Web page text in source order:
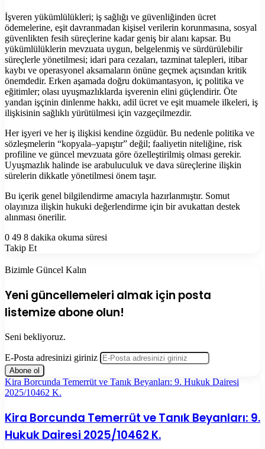
İşveren yükümlülükleri; iş sağlığı ve güvenliğinden ücret
ödemelerine, eşit davranmadan kişisel verilerin korunmasına, sosyal
güvenlikten fesih süreçlerine kadar geniş bir alanı kapsar. Bu
yükümlülüklerin mevzuata uygun, belgelenmiş ve sürdürülebilir
süreçlerle yönetilmesi; idari para cezaları, tazminat talepleri, itibar
kaybı ve operasyonel aksamaların önüne geçmek açısından kritik
önemdedir. Erken aşamada doğru dokümantasyon, iç politika ve
eğitimler; olası uyuşmazlıklarda işverenin elini güçlendirir. Öte
yandan işçinin dinlenme hakkı, adil ücret ve eşit muamele ilkeleri, iş
ilişkisinin sağlıklı yürütülmesi için vazgeçilmezdir.
Her işyeri ve her iş ilişkisi kendine özgüdür. Bu nedenle politika ve
sözleşmelerin “kopyala–yapıştır” değil; faaliyetin niteliğine, risk
profiline ve güncel mevzuata göre özelleştirilmiş olması gerekir.
Uyuşmazlık halinde ise arabuluculuk ve dava süreçlerine ilişkin
sürelerin dikkatle yönetilmesi önem taşır.
Bu içerik genel bilgilendirme amacıyla hazırlanmıştır. Somut
olayınıza ilişkin hukuki değerlendirme için bir avukattan destek
alınması önerilir.
0 49 8 dakika okuma süresi
Takip Et
Bizimle Güncel Kalın
Yeni güncellemeleri almak için posta
listemize abone olun!
Seni bekliyoruz.
E-Posta adresinizi giriniz
Kira Borcunda Temerrüt ve Tanık Beyanları: 9. Hukuk Dairesi
2025/10462 K.
Kira Borcunda Temerrüt ve Tanık Beyanları: 9.
Hukuk Dairesi 2025/10462 K.